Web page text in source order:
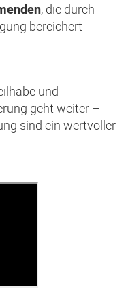
, die durch
bereichert
und
geht weiter –
sind ein wertvoller